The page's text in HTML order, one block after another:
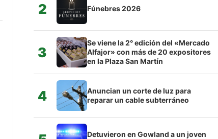
2 Fúnebres 2026
3
Se viene la 2° edición del «Mercado
Alfajor» con más de 20 expositores
en la Plaza San Martín
4
Anuncian un corte de luz para
reparar un cable subterráneo
Detuvieron en Gowland a un joven